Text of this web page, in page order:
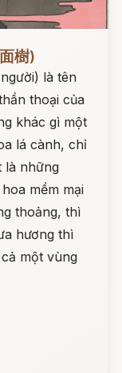
樹)
là tên
thoại của
khác gì một
lá cành, chỉ
là những
mềm mại
thoảng, thì
hương thì
một vùng